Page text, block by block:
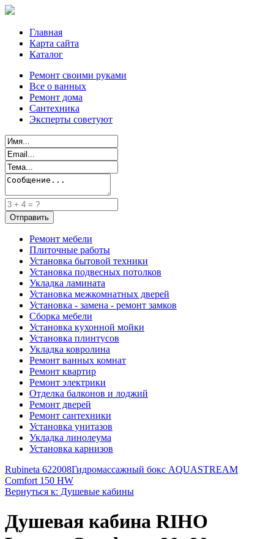
Главная
Карта сайта
Каталог
Ремонт своими руками
Все о ванных
Ремонт дома
Сантехника
Эксперты советуют
Ремонт мебели
Плиточные работы
Установка бытовой техники
Установка подвесных потолков
Укладка ламината
Установка межкомнатных дверей
Установка - замена - ремонт замков
Сборка мебели
Установка кухонной мойки
Установка плинтусов
Укладка ковролина
Ремонт ванных комнат
Ремонт квартир
Ремонт электрики
Отделка балконов и лоджий
Ремонт дверей
Ремонт сантехники
Установка унитазов
Укладка линолеума
Установка карнизов
Rubineta 622008Гидромассажный бокс AQUASTREAM
Comfort 150 HW
Вернуться к: Душевые кабины
Душевая кабина RIHO